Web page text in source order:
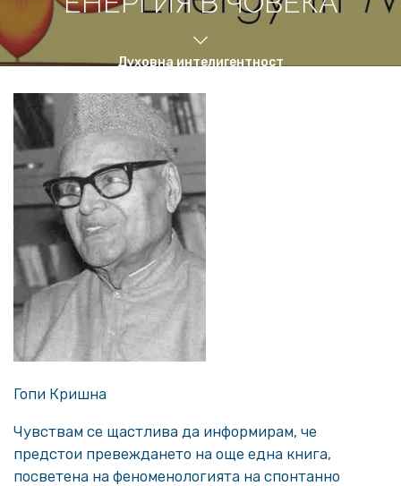
Духовна интелигентност
Гопи Кришна
Чувствам се щастлива да информирам, че
предстои превеждането на още една книга,
посветена на феноменологията на спонтанно